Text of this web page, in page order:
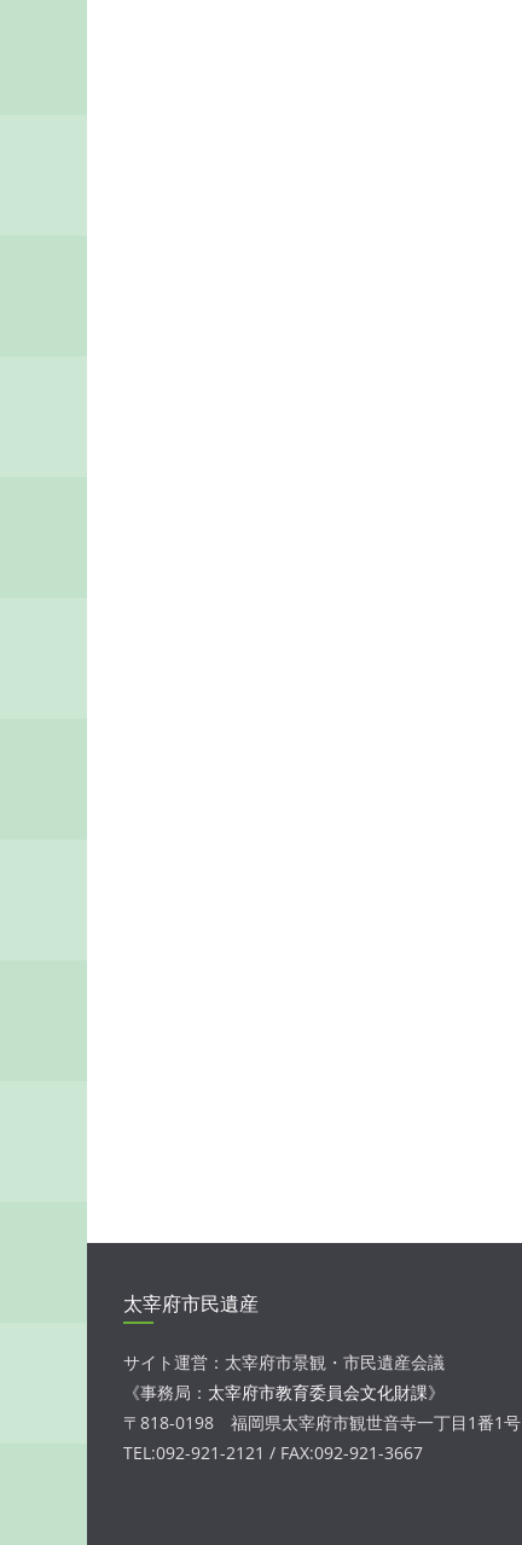
太宰府市民遺産
サイト運営：太宰府市景観・市民遺産会議
《事務局： 太宰府市教育委員会文化財課》
〒818-0198 福岡県太宰府市観世音寺一丁目1番1号
TEL:092-921-2121 / FAX:092-921-3667